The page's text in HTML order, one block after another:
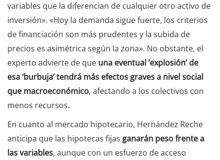
variables que la diferencian de cualquier otro activo de
inversión». «Hoy la demanda sigue fuerte, los criterios
de financiación son más prudentes y la subida de
precios es asimétrica según la zona». No obstante, el
experto advierte de que una eventual ‘explosión’ de
esa ‘burbuja’ tendrá más efectos graves a nivel social
que macroeconómico, afectando a los colectivos con
menos recursos.
En cuanto al mercado hipotecario, Hernández Reche
anticipa que las hipotecas fijas ganarán peso frente a
las variables, aunque con un esfuerzo de acceso